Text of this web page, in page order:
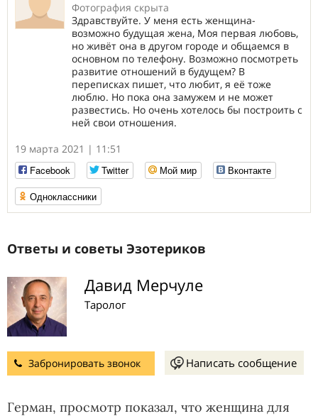
Фотография скрыта
Здравствуйте. У меня есть женщина-
возможно будущая жена, Моя первая любовь,
но живёт она в другом городе и общаемся в
основном по телефону. Возможно посмотреть
развитие отношений в будущем? В
переписках пишет, что любит, я её тоже
люблю. Но пока она замужем и не может
развестись. Но очень хотелось бы построить с
ней свои отношения.
19 марта 2021 | 11:51
Facebook
Twitter Мой мир
Вконтакте
Одноклассники
Ответы и советы Эзотериков
Давид Мерчуле
Таролог
Забронировать звонок Написать сообщение
Герман, просмотр показал, что женщина для